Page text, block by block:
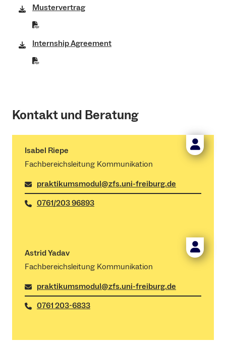
Mustervertrag
Internship Agreement
Kontakt und Beratung
Isabel Riepe
Fachbereichsleitung Kommunikation
praktikumsmodul@zfs.uni-freiburg.de
0761/203 96893
Astrid Yadav
Fachbereichsleitung Kommunikation
praktikumsmodul@zfs.uni-freiburg.de
0761 203-6833